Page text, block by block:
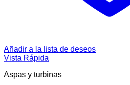
Añadir a la lista de deseos
Vista Rápida
Aspas y turbinas